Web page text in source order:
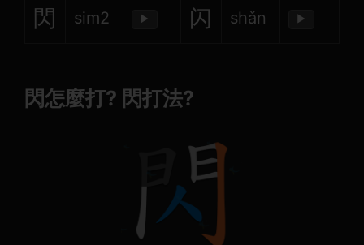
閃 sim2 ▶ 闪 shǎn ▶
閃怎麼打? 閃打法?